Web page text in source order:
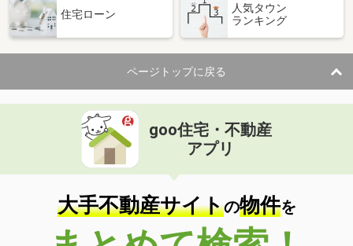
住宅ローン
人気タウン
ランキング
ページトップに戻る
goo住宅・不動産
アプリ
大手不動産サイトの物件を